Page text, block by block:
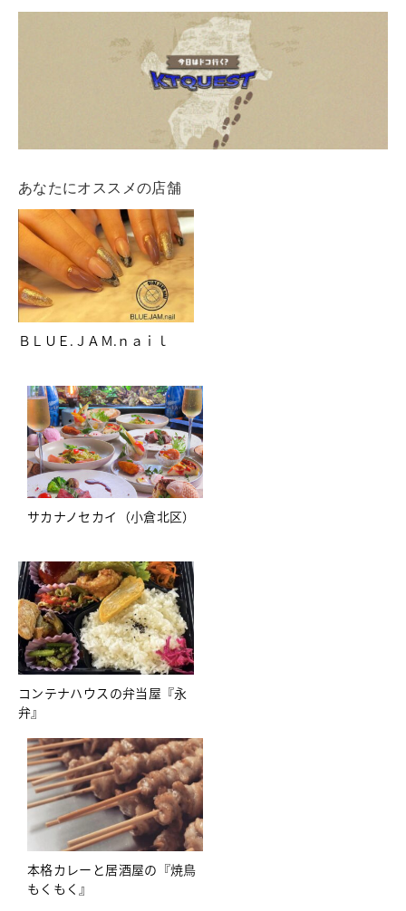
あなたにオススメの店舗
ＢＬＵＥ.ＪＡＭ.ｎａｉｌ
サカナノセカイ（小倉北区）
コンテナハウスの弁当屋『永
弁』
本格カレーと居酒屋の『焼鳥
もくもく』